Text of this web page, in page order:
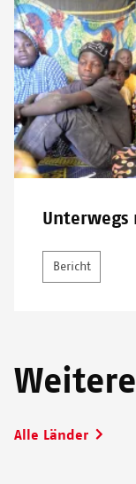
Unterwegs
Bericht
Alle Länder